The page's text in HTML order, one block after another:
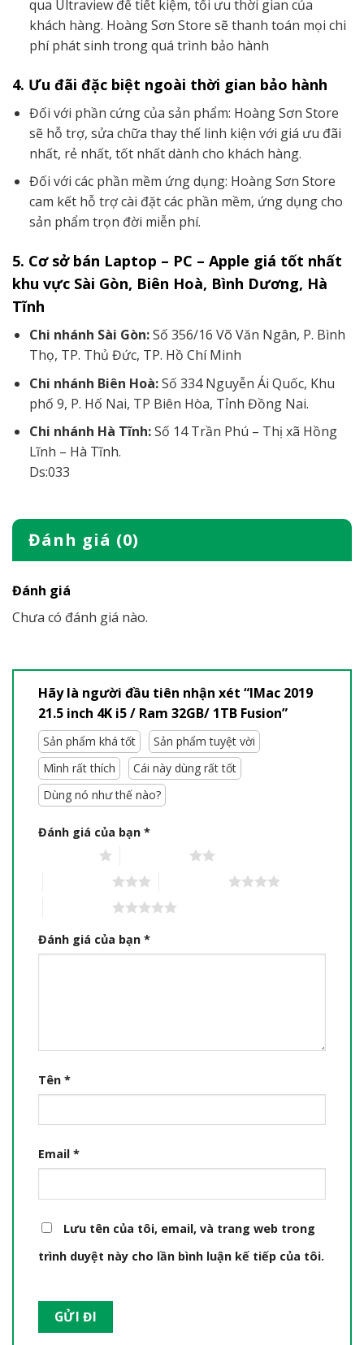
qua Ultraview để tiết kiệm, tối ưu thời gian của
khách hàng. Hoàng Sơn Store sẽ thanh toán mọi chi
phí phát sinh trong quá trình bảo hành
4. Ưu đãi đặc biệt ngoài thời gian bảo hành
Đối với phần cứng của sản phẩm: Hoàng Sơn Store
sẽ hỗ trợ, sửa chữa thay thế linh kiện với giá ưu đãi
nhất, rẻ nhất, tốt nhất dành cho khách hàng.
Đối với các phần mềm ứng dụng: Hoàng Sơn Store
cam kết hỗ trợ cài đặt các phần mềm, ứng dụng cho
sản phẩm trọn đời miễn phí.
5. Cơ sở bán Laptop – PC – Apple giá tốt nhất
khu vực Sài Gòn, Biên Hoà, Bình Dương, Hà
Tĩnh
Chi nhánh Sài Gòn:Số 356/16 Võ Văn Ngân, P. Bình
Thọ, TP. Thủ Đức, TP. Hồ Chí Minh
Chi nhánh Biên Hoà:Số 334 Nguyễn Ái Quốc, Khu
phố 9, P. Hố Nai, TP Biên Hòa, Tỉnh Đồng Nai.
Chi nhánh Hà Tĩnh:Số 14 Trần Phú – Thị xã Hồng
Lĩnh – Hà Tĩnh.
Ds:033
Đánh giá (0)
Đánh giá
Chưa có đánh giá nào.
Hãy là người đầu tiên nhận xét “IMac 2019
21.5 inch 4K i5 / Ram 32GB/ 1TB Fusion”
Sản phẩm khá tốt
Sản phẩm tuyệt vời
Mình rất thích
Cái này dùng rất tốt
Dùng nó như thế nào?
Đánh giá của bạn *
Đánh giá của bạn *
Tên *
Email *
Lưu tên của tôi, email, và trang web trong
trình duyệt này cho lần bình luận kế tiếp của tôi.